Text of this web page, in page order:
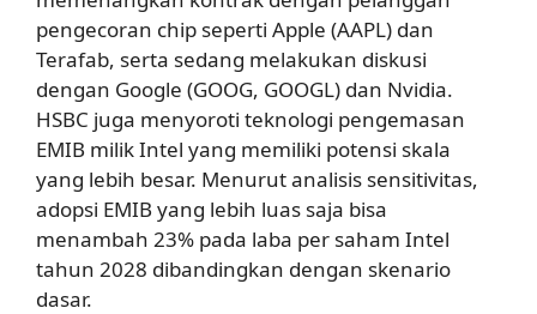
pengecoran chip seperti Apple (AAPL) dan
Terafab, serta sedang melakukan diskusi
dengan Google (GOOG, GOOGL) dan Nvidia.
HSBC juga menyoroti teknologi pengemasan
EMIB milik Intel yang memiliki potensi skala
yang lebih besar. Menurut analisis sensitivitas,
adopsi EMIB yang lebih luas saja bisa
menambah 23% pada laba per saham Intel
tahun 2028 dibandingkan dengan skenario
dasar.